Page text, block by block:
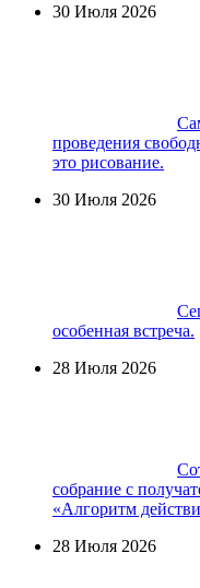
30 Июля 2026
проведения
это рисование.
30 Июля 2026
особенная встреча.
28 Июля 2026
собрание с
«Алгоритм
28 Июля 2026